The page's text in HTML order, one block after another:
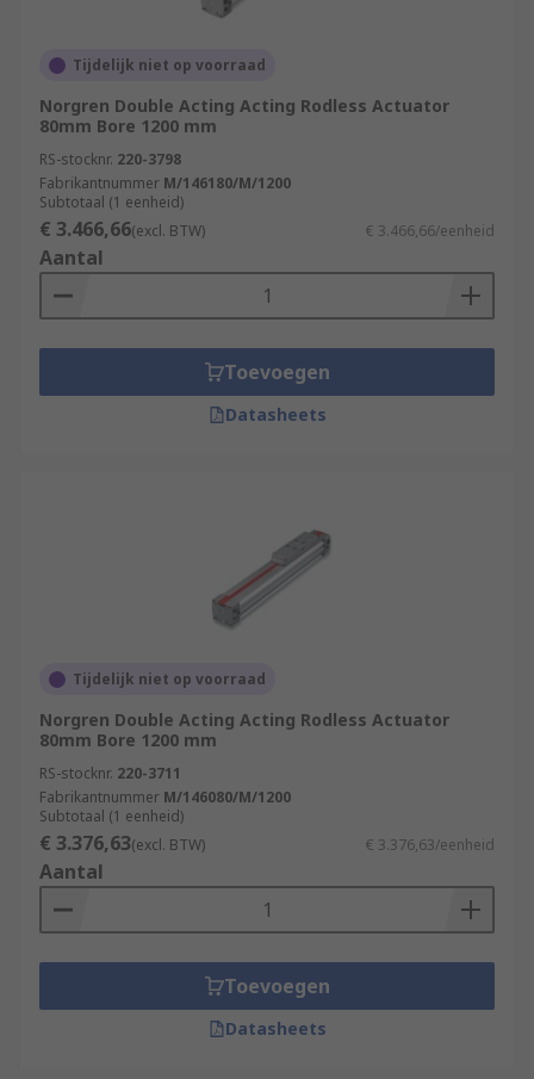
Tijdelijk niet op voorraad
Norgren Double Acting Acting Rodless Actuator
80mm Bore 1200 mm
RS-stocknr. 220-3798
Fabrikantnummer M/146180/M/1200
Subtotaal (1 eenheid)
€ 3.466,66(excl. BTW) € 3.466,66/eenheid
Aantal
Toevoegen
Datasheets
Tijdelijk niet op voorraad
Norgren Double Acting Acting Rodless Actuator
80mm Bore 1200 mm
RS-stocknr. 220-3711
Fabrikantnummer M/146080/M/1200
Subtotaal (1 eenheid)
€ 3.376,63(excl. BTW) € 3.376,63/eenheid
Aantal
Toevoegen
Datasheets